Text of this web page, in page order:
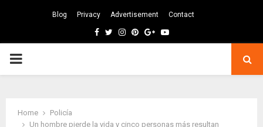
Blog Privacy Advertisement Contact
Facebook
TwitterInstagram
Pinterest
GoogleYoutube
PRIMARY
Home
Policía
Un hombre pierde la vida y cinco personas más resultan